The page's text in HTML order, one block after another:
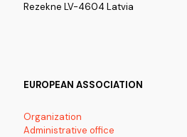
Rezekne LV-4604 Latvia
EUROPEAN ASSOCIATION
Organization
Administrative office